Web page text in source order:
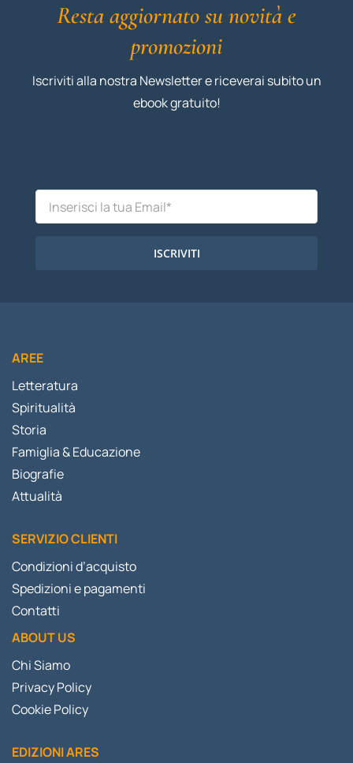
Resta aggiornato su novità e
promozioni
Iscriviti alla nostra Newsletter e riceverai subito un
ebook gratuito!
ISCRIVITI
AREE
Letteratura
Spiritualità
Storia
Famiglia & Educazione
Biografie
Attualità
SERVIZIO CLIENTI
Condizioni d’acquisto
Spedizioni e pagamenti
Contatti
ABOUT US
Chi Siamo
Privacy Policy
Cookie Policy
EDIZIONI ARES